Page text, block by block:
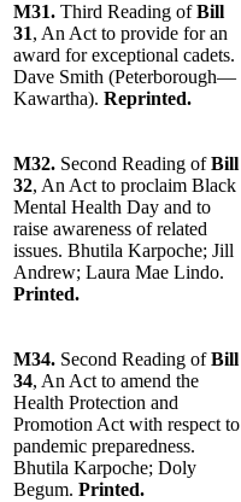
M31. Third Reading ofBill
31, An Act to provide for an
award for exceptional cadets.
Dave Smith (Peterborough—
Kawartha). Reprinted.
M32. Second Reading ofBill
32, An Act to proclaim Black
Mental Health Day and to
raise awareness of related
issues. Bhutila Karpoche; Jill
Andrew; Laura Mae Lindo.
Printed.
M34. Second Reading ofBill
34, An Act to amend the
Health Protection and
Promotion Act with respect to
pandemic preparedness.
Bhutila Karpoche; Doly
Begum. Printed.